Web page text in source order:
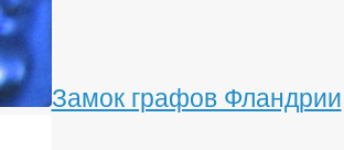
Замок графов Фландрии